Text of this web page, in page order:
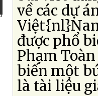
về các dự
được phổ
Phạm
biến một
là tài liệu